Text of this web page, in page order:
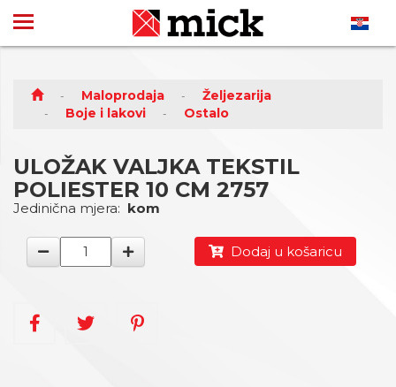
Maloprodaja
Željezarija
Boje i lakovi
Ostalo
ULOŽAK VALJKA TEKSTIL
POLIESTER 10 CM 2757
Jedinična mjera: kom
Dodaj u košaricu